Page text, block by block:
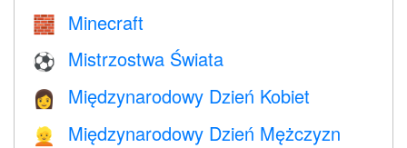
🧱 Minecraft
⚽ Mistrzostwa Świata
👩 Międzynarodowy Dzień Kobiet
👱 Międzynarodowy Dzień Mężczyzn